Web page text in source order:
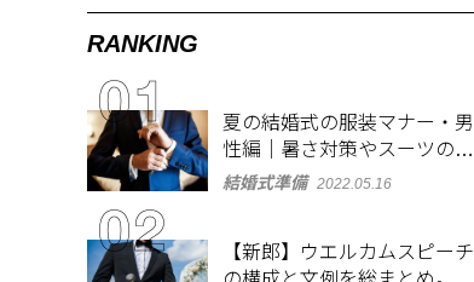
RANKING
夏の結婚式の服装マナー・男
性編｜暑さ対策やスーツのお
しゃれな着こなしも紹介
結婚式準備 2022.05.16
【新郎】ウエルカムスピーチ